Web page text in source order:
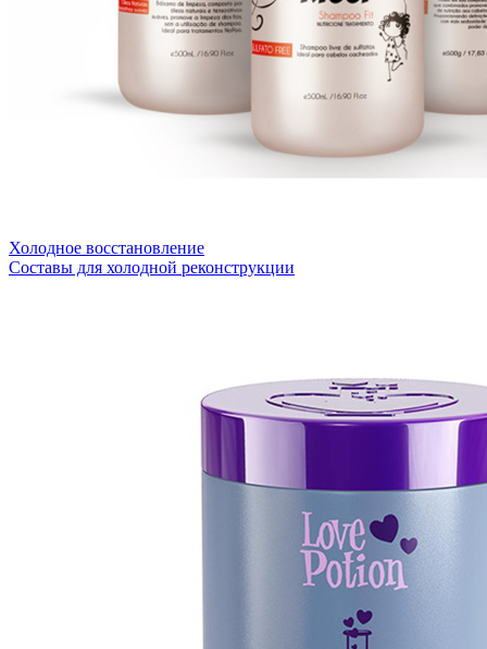
Холодное восстановление
Составы для холодной реконструкции